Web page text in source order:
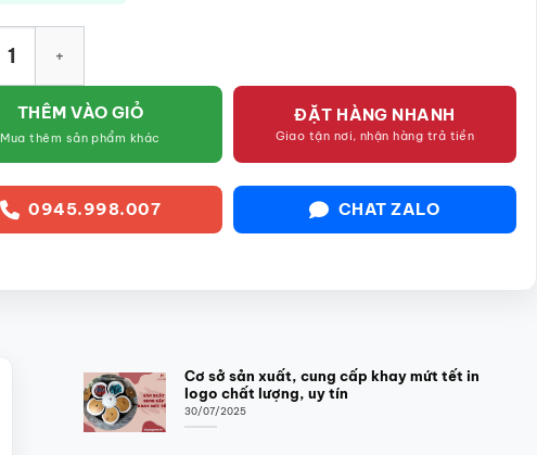
THÊM VÀO GIỎ
Mua thêm sản phẩm khác
ĐẶT HÀNG NHANH
Giao tận nơi, nhận hàng trả tiền
0945.998.007 CHAT ZALO
Cơ sở sản xuất, cung cấp khay mứt tết in
logo chất lượng, uy tín
30/07/2025